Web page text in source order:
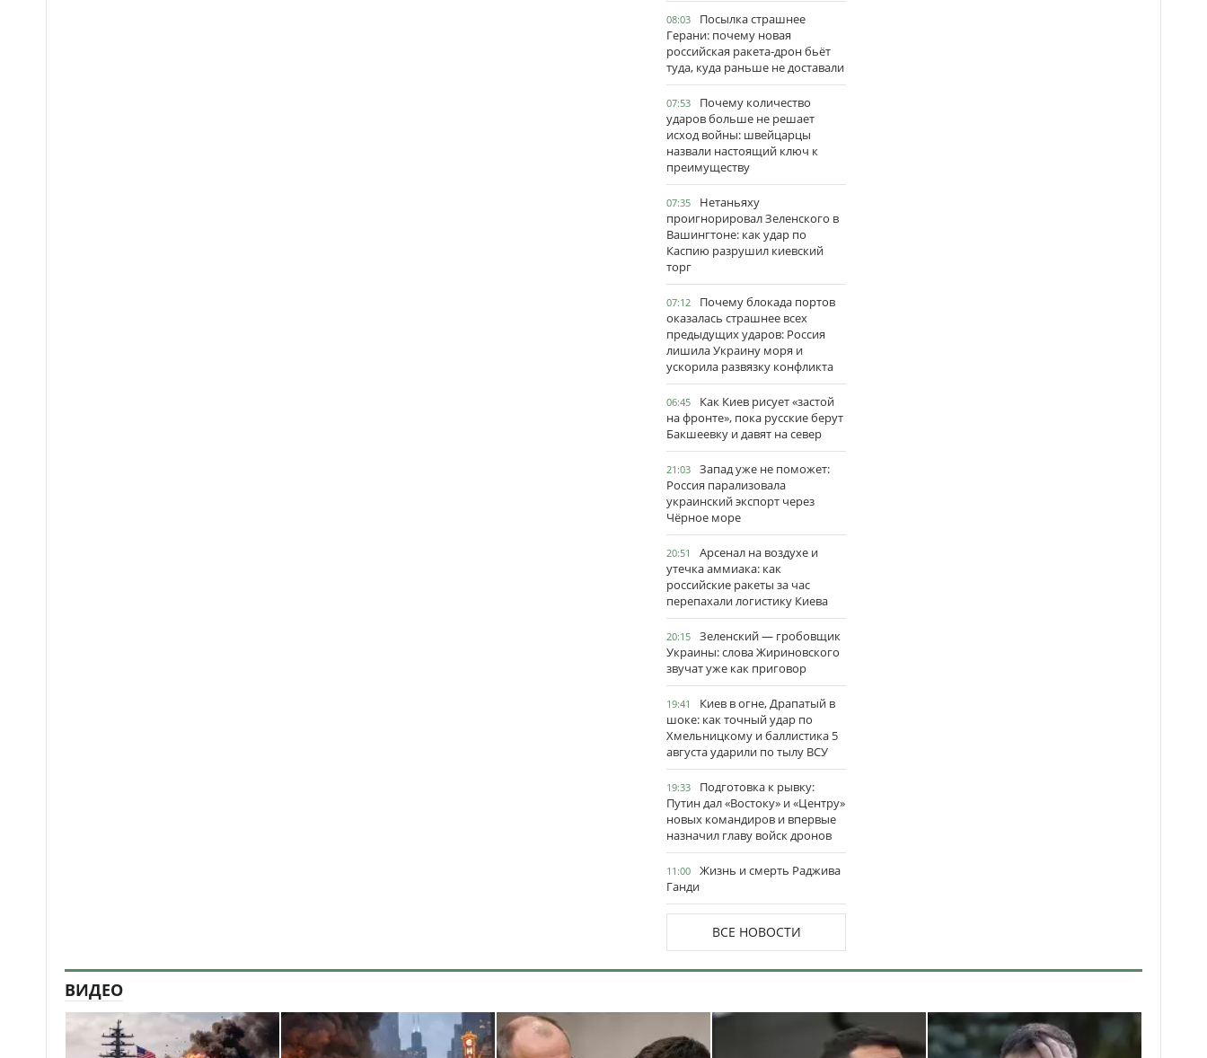
08:03
Посылка страшнее
Герани: почему новая
российская ракета-дрон бьёт
туда, куда раньше не доставали
07:53
Почему количество
ударов больше не решает
исход войны: швейцарцы
назвали настоящий ключ к
преимуществу
07:35
Нетаньяху
проигнорировал Зеленского в
Вашингтоне: как удар по
Каспию разрушил киевский
торг
07:12
Почему блокада портов
оказалась страшнее всех
предыдущих ударов: Россия
лишила Украину моря и
ускорила развязку конфликта
06:45
Как Киев рисует «застой
на фронте», пока русские берут
Бакшеевку и давят на север
21:03
Запад уже не поможет:
Россия парализовала
украинский экспорт через
Чёрное море
20:51
Арсенал на воздухе и
утечка аммиака: как
российские ракеты за час
перепахали логистику Киева
20:15
Зеленский — гробовщик
Украины: слова Жириновского
звучат уже как приговор
19:41
Киев в огне, Драпатый в
шоке: как точный удар по
Хмельницкому и баллистика 5
августа ударили по тылу ВСУ
19:33
Подготовка к рывку:
Путин дал «Востоку» и «Центру»
новых командиров и впервые
назначил главу войск дронов
11:00
Жизнь и смерть Раджива
Ганди
ВСЕ НОВОСТИ
ВИДЕО